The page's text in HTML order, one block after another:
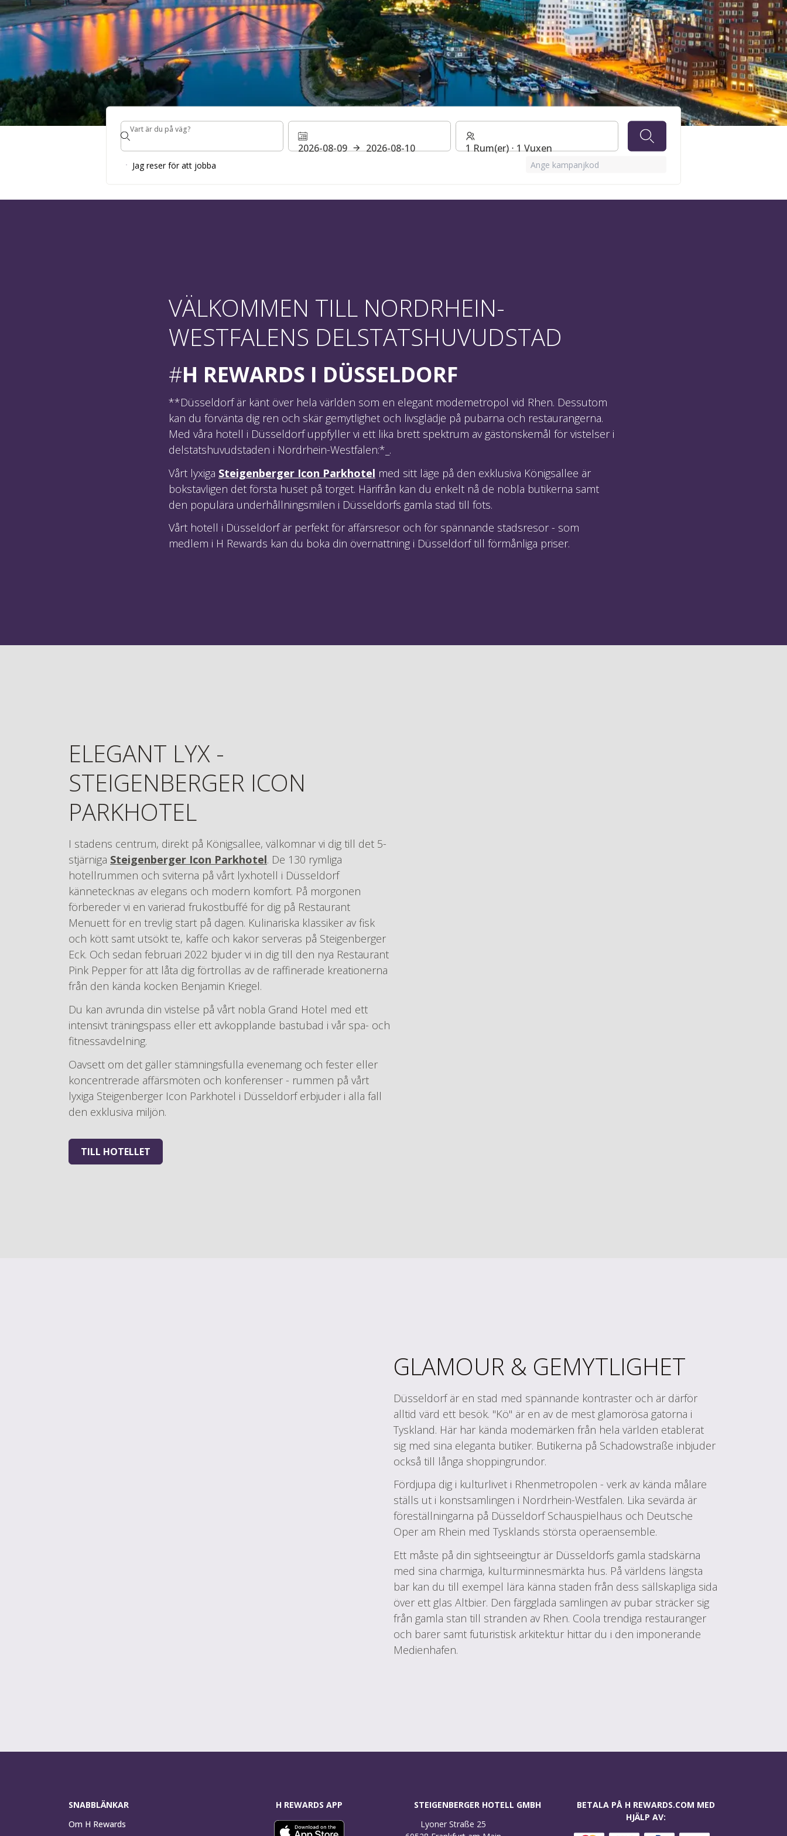
HOTELL I DÜSSELDORF
BOKA ETT RUM OCH UPPTÄCK DEN SOFISTIKERADE METROPOLEN VID FLODEN RHEN MED H REWARDS
Vart är du på väg?
Vart är du på väg?
2026-08-09 2026-08-10 1 Rum(er) ⋅ 1 Vuxen
Jag reser för att jobba Ange kampanjkod
VÄLKOMMEN TILL NORDRHEIN-
WESTFALENS DELSTATSHUVUDSTAD
#H REWARDS I DÜSSELDORF
**Düsseldorf är känt över hela världen som en elegant modemetropol vid Rhen. Dessutom
kan du förvänta dig ren och skär gemytlighet och livsglädje på pubarna och restaurangerna.
Med våra hotell i Düsseldorf uppfyller vi ett lika brett spektrum av gästönskemål för vistelser i
delstatshuvudstaden i Nordrhein-Westfalen:*_.
Vårt lyxiga Steigenberger Icon Parkhotel med sitt läge på den exklusiva Königsallee är
bokstavligen det första huset på torget. Härifrån kan du enkelt nå de nobla butikerna samt
den populära underhållningsmilen i Düsseldorfs gamla stad till fots.
Vårt hotell i Düsseldorf är perfekt för affärsresor och för spännande stadsresor - som
medlem i H Rewards kan du boka din övernattning i Düsseldorf till förmånliga priser.
ELEGANT LYX -
STEIGENBERGER ICON
PARKHOTEL
I stadens centrum, direkt på Königsallee, välkomnar vi dig till det 5-
stjärniga Steigenberger Icon Parkhotel. De 130 rymliga
hotellrummen och sviterna på vårt lyxhotell i Düsseldorf
kännetecknas av elegans och modern komfort. På morgonen
förbereder vi en varierad frukostbuffé för dig på Restaurant
Menuett för en trevlig start på dagen. Kulinariska klassiker av fisk
och kött samt utsökt te, kaffe och kakor serveras på Steigenberger
Eck. Och sedan februari 2022 bjuder vi in dig till den nya Restaurant
Pink Pepper för att låta dig förtrollas av de raffinerade kreationerna
från den kända kocken Benjamin Kriegel.
Du kan avrunda din vistelse på vårt nobla Grand Hotel med ett
intensivt träningspass eller ett avkopplande bastubad i vår spa- och
fitnessavdelning.
Oavsett om det gäller stämningsfulla evenemang och fester eller
koncentrerade affärsmöten och konferenser - rummen på vårt
lyxiga Steigenberger Icon Parkhotel i Düsseldorf erbjuder i alla fall
den exklusiva miljön.
TILL HOTELLET
GLAMOUR & GEMYTLIGHET
Düsseldorf är en stad med spännande kontraster och är därför
alltid värd ett besök. "Kö" är en av de mest glamorösa gatorna i
Tyskland. Här har kända modemärken från hela världen etablerat
sig med sina eleganta butiker. Butikerna på Schadowstraße inbjuder
också till långa shoppingrundor.
Fördjupa dig i kulturlivet i Rhenmetropolen - verk av kända målare
ställs ut i konstsamlingen i Nordrhein-Westfalen. Lika sevärda är
föreställningarna på Düsseldorf Schauspielhaus och Deutsche
Oper am Rhein med Tysklands största operaensemble.
Ett måste på din sightseeingtur är Düsseldorfs gamla stadskärna
med sina charmiga, kulturminnesmärkta hus. På världens längsta
bar kan du till exempel lära känna staden från dess sällskapliga sida
över ett glas Altbier. Den färgglada samlingen av pubar sträcker sig
från gamla stan till stranden av Rhen. Coola trendiga restauranger
och barer samt futuristisk arkitektur hittar du i den imponerande
Medienhafen.
SNABBLÄNKAR
Om H Rewards
H REWARDS APP
STEIGENBERGER HOTELL GMBH
Lyoner Straße 25
BETALA PÅ H REWARDS.COM MED
HJÄLP AV: